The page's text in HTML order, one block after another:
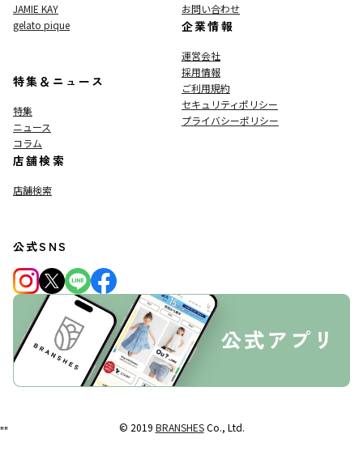
JAMIE KAY
gelato pique
特集＆ニュース
特集
ニュース
コラム
店舗検索
店舗検索
お問い合わせ
企業情報
運営会社
採用情報
ご利用規約
セキュリティポリシー
プライバシーポリシー
公式SNS
© 2019 BRANSHESCo., Ltd.
""